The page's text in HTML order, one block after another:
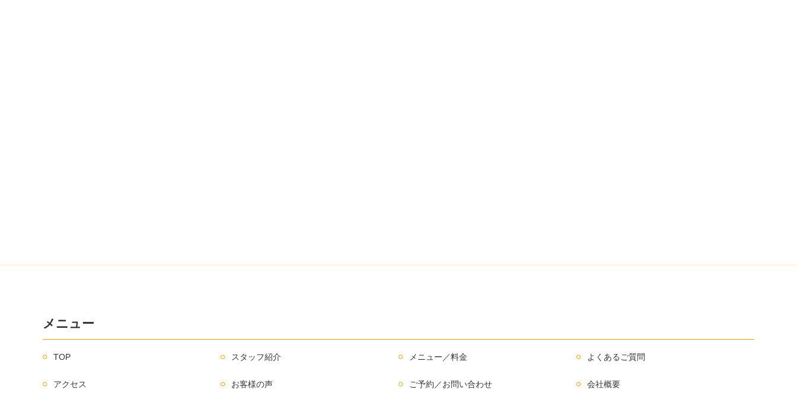
メニュー
TOP スタッフ紹介 メニュー／料金 よくあるご質問
アクセス お客様の声 ご予約／お問い合わせ 会社概要